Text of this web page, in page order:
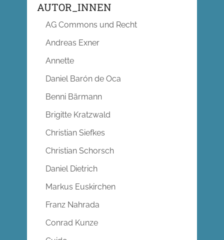
AUTOR_INNEN
AG Commons und Recht
Andreas Exner
Annette
Daniel Barón de Oca
Benni Bärmann
Brigitte Kratzwald
Christian Siefkes
Christian Schorsch
Daniel Dietrich
Markus Euskirchen
Franz Nahrada
Conrad Kunze